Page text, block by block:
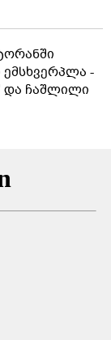
-
და ჩაშლილი